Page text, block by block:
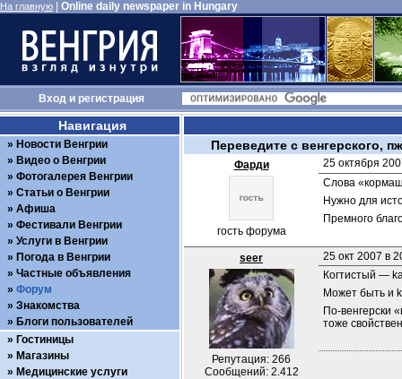
На главную Online daily newspaper in Hungary
Входи регистрация
Переведите с венгерского,
Фарди
гость форума
25 октября
Слова
Нужно для
Премного
seer
Репутация: 266
Сообщений: 2.412
25 окт 2007 в
Когтистый —
Может быть и
По-венгерски
тоже
Навигация
Новости Венгрии
Видео о Венгрии
Фотогалерея Венгрии
Статьи о Венгрии
Афиша
Фестивали Венгрии
Услуги в Венгрии
Погода в Венгрии
Частные объявления
Форум
Знакомства
Блоги пользователей
Гостиницы
Магазины
Медицинские услуги